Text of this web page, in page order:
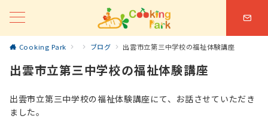
Cooking Park ブログ 出雲市立第三中学校の福祉体験講座
出雲市立第三中学校の福祉体験講座
出雲市立第三中学校の福祉体験講座にて、お話させていただき
ました。